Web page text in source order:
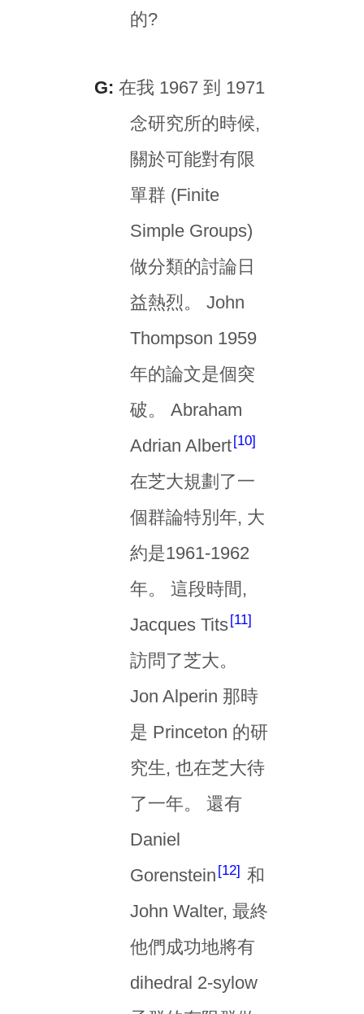
的?
G: 在我 1967 到 1971
念研究所的時候,
關於可能對有限
單群 (Finite
Simple Groups)
做分類的討論日
益熱烈。 John
Thompson 1959
年的論文是個突
破。 Abraham
Adrian Albert 10
在芝大規劃了一
個群論特別年, 大
約是1961-1962
年。 這段時間,
Jacques Tits 11
訪問了芝大。
Jon Alperin 那時
是 Princeton 的研
究生, 也在芝大待
了一年。 還有
Daniel
Gorenstein 12
和
John Walter, 最終
他們成功地將有
dihedral 2-sylow